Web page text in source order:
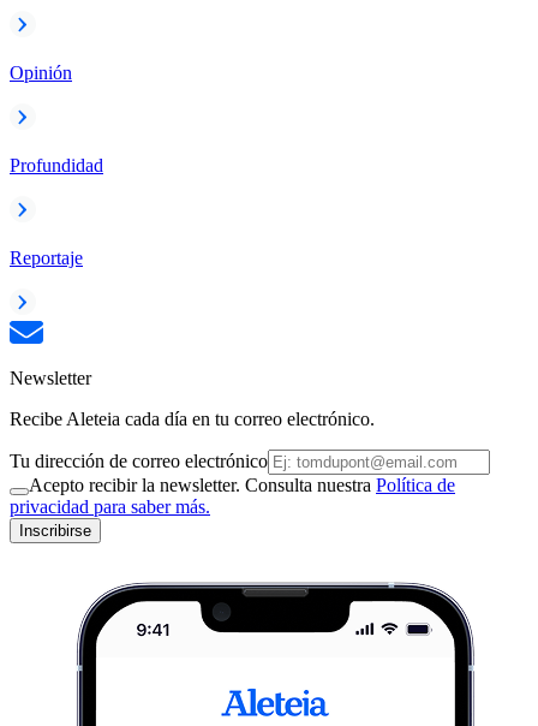
Opinión
Profundidad
Reportaje
Newsletter
Recibe Aleteia cada día en tu correo electrónico.
Tu dirección de correo electrónico
Acepto recibir la newsletter. Consulta nuestra Política de
privacidad para saber más.
Inscribirse